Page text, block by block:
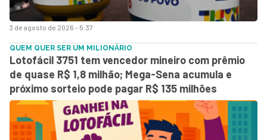
3 de agosto de 2026 - 5:37
QUEM QUER SER UM MILIONÁRIO
Lotofácil 3751 tem vencedor mineiro com prêmio
de quase R$ 1,8 milhão; Mega-Sena acumula e
próximo sorteio pode pagar R$ 135 milhões